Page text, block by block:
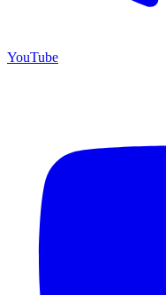
YouTube